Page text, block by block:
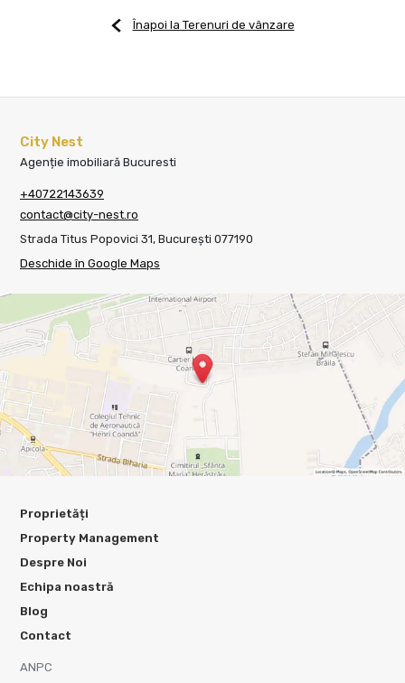
Înapoi la Terenuri de vânzare
City Nest
Agenție imobiliară Bucuresti
+40722143639
contact@city-nest.ro
Strada Titus Popovici 31, București 077190
Deschide în Google Maps
Proprietăți
Property Management
Despre Noi
Echipa noastră
Blog
Contact
ANPC